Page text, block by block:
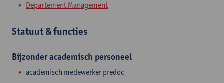
Departement Management
Statuut & functies
Bijzonder academisch personeel
academisch medewerker predoc